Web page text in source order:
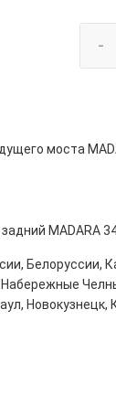
-
моста
MADARA
Белоруссии,